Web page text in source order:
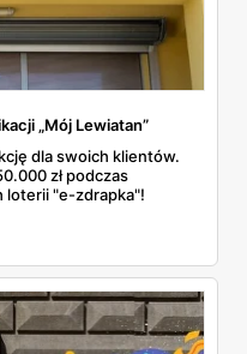
„Mój Lewiatan”
dla swoich klientów.
zł podczas
loterii "e-zdrapka"!